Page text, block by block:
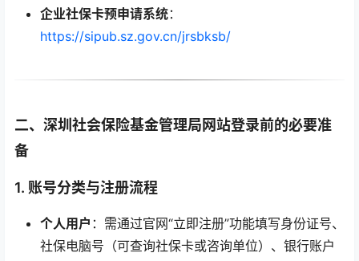
企业社保卡预申请系统：
https://sipub.sz.gov.cn/jrsbksb/
二、深圳社会保险基金管理局网站登录前的必要准
备
1. 账号分类与注册流程
个人用户 ：需通过官网“立即注册”功能填写身份证号、
社保电脑号（可查询社保卡或咨询单位）、银行账户